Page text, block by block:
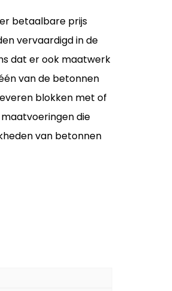
betaalbare prijs
vervaardigd in de
dat er ook maatwerk
van de betonnen
blokken met of
die
van betonnen